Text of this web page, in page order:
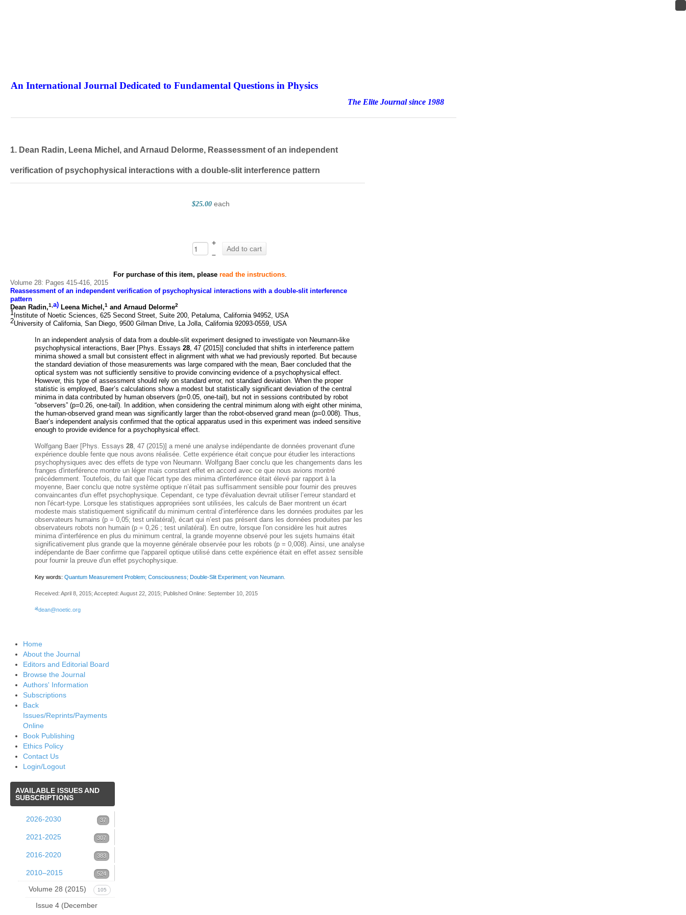
An International Journal Dedicated to Fundamental Questions in Physics
The Elite Journal since 1988
1. Dean Radin, Leena Michel, and Arnaud Delorme, Reassessment of an independent
verification of psychophysical interactions with a double-slit interference pattern
$25.00 each
+
Add to cart
–
For purchase of this item, please read the instructions.
Volume 28: Pages 415-416, 2015
Reassessment of an independent verification of psychophysical interactions with a double-slit interference
pattern
Dean Radin,1, a) Leena Michel,1 and Arnaud Delorme2
1 Institute of Noetic Sciences, 625 Second Street, Suite 200, Petaluma, California 94952, USA
2University of California, San Diego, 9500 Gilman Drive, La Jolla, California 92093-0559, USA
In an independent analysis of data from a double-slit experiment designed to investigate von Neumann-like
psychophysical interactions, Baer [Phys. Essays 28, 47 (2015)] concluded that shifts in interference pattern
minima showed a small but consistent effect in alignment with what we had previously reported. But because
the standard deviation of those measurements was large compared with the mean, Baer concluded that the
optical system was not sufficiently sensitive to provide convincing evidence of a psychophysical effect.
However, this type of assessment should rely on standard error, not standard deviation. When the proper
statistic is employed, Baer’s calculations show a modest but statistically significant deviation of the central
minima in data contributed by human observers (p=0.05, one-tail), but not in sessions contributed by robot
“observers” (p=0.26, one-tail). In addition, when considering the central minimum along with eight other minima,
the human-observed grand mean was significantly larger than the robot-observed grand mean (p=0.008). Thus,
Baer’s independent analysis confirmed that the optical apparatus used in this experiment was indeed sensitive
enough to provide evidence for a psychophysical effect.
Wolfgang Baer [Phys. Essays 28, 47 (2015)] a mené une analyse indépendante de données provenant d'une
expérience double fente que nous avons réalisée. Cette expérience était conçue pour étudier les interactions
psychophysiques avec des effets de type von Neumann. Wolfgang Baer conclu que les changements dans les
franges d'interférence montre un léger mais constant effet en accord avec ce que nous avions montré
précédemment. Toutefois, du fait que l'écart type des minima d'interférence était élevé par rapport à la
moyenne, Baer conclu que notre système optique n’était pas suffisamment sensible pour fournir des preuves
convaincantes d'un effet psychophysique. Cependant, ce type d'évaluation devrait utiliser l’erreur standard et
non l'écart-type. Lorsque les statistiques appropriées sont utilisées, les calculs de Baer montrent un écart
modeste mais statistiquement significatif du minimum central d’interférence dans les données produites par les
observateurs humains (p = 0,05; test unilatéral), écart qui n’est pas présent dans les données produites par les
observateurs robots non humain (p = 0,26 ; test unilatéral). En outre, lorsque l'on considère les huit autres
minima d’interférence en plus du minimum central, la grande moyenne observé pour les sujets humains était
significativement plus grande que la moyenne générale observée pour les robots (p = 0,008). Ainsi, une analyse
indépendante de Baer confirme que l'appareil optique utilisé dans cette expérience était en effet assez sensible
pour fournir la preuve d'un effet psychophysique.
Key words: Quantum Measurement Problem; Consciousness; Double-Slit Experiment; von Neumann.
Received: April 8, 2015; Accepted: August 22, 2015; Published Online: September 10, 2015
a)dean@noetic.org
Home
About the Journal
Editors and Editorial Board
Browse the Journal
Authors' Information
Subscriptions
Back
Issues/Reprints/Payments
Online
Book Publishing
Ethics Policy
Contact Us
Login/Logout
AVAILABLE ISSUES AND
SUBSCRIPTIONS
2026-2030 37
Volume 39 (2026) 37
Issue 1 (March 2026)
37
Pettersen,
Quark isotopes
2021-2025 307
Volume 38 (2025) 53
Volume 37 (2024) 52
Issue 4 December 2024
Volume 36 (2023) 60
Issue 4 (December
Volume 35 (2022)
2016-2020 383
Volume 33 (2020) 64
Issue 4 (December
2020)
Volume 32 (2019) 68
Issue 4 (December
Volume 31 (2018)
2010–2015 524
Volume 28 (2015) 105
Issue 4 (December